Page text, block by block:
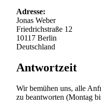
Adresse:
Jonas Weber
Friedrichstraße 12
10117 Berlin
Deutschland
Antwortzeit
Wir bemühen uns, alle
zu beantworten (Montag